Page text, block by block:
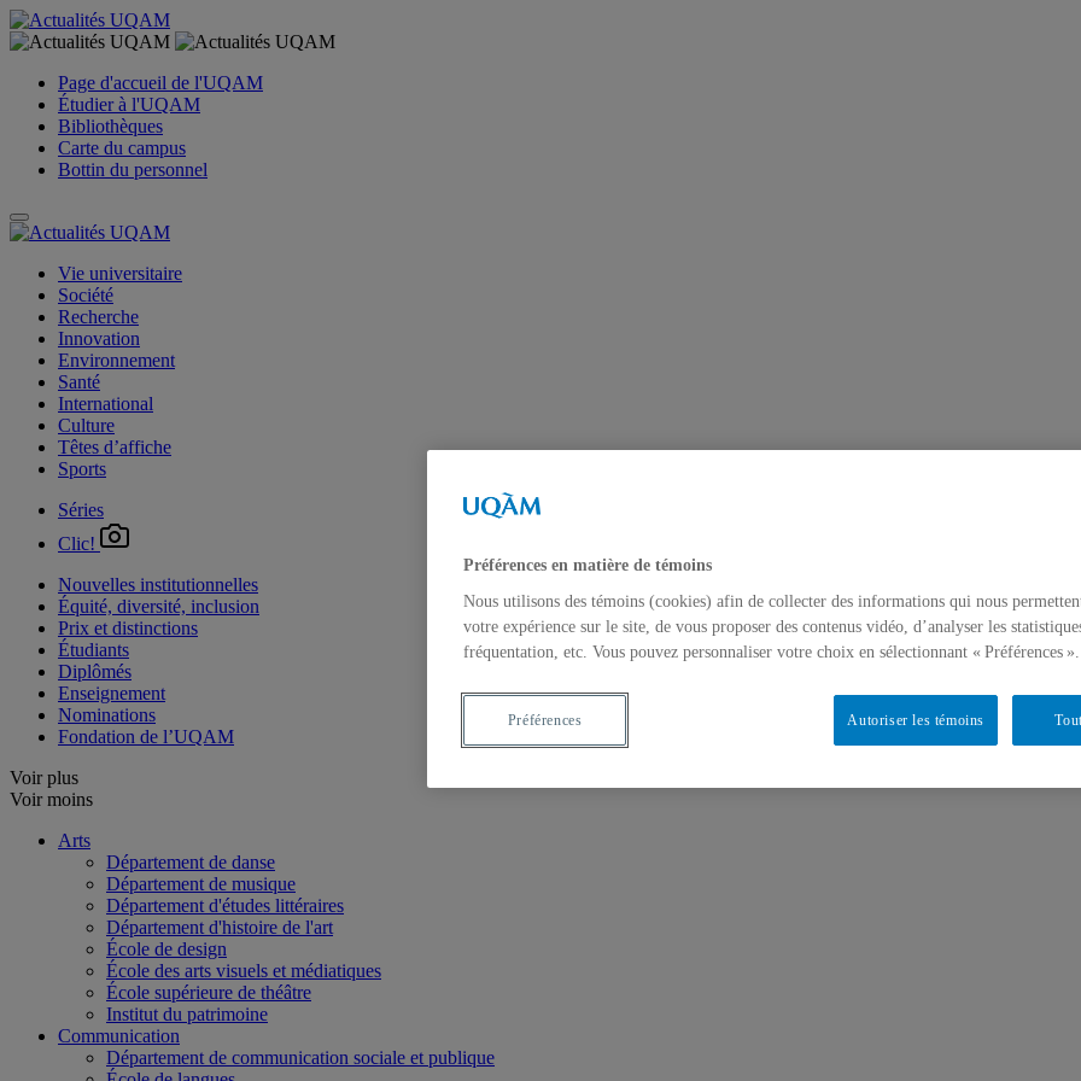
Page d'accueil de l'UQAM
Étudier à l'UQAM
Bibliothèques
Carte du campus
Bottin du personnel
Vie universitaire
Société
Recherche
Innovation
Environnement
Santé
International
Culture
Têtes d’affiche
Sports
Séries
Clic!
Nouvelles institutionnelles
Équité, diversité, inclusion
Prix et distinctions
Étudiants
Diplômés
Enseignement
Nominations
Fondation de l’UQAM
Voir plus
Voir moins
Arts
Département de danse
Département de musique
Département d'études littéraires
Département d'histoire de l'art
École de design
École des arts visuels et médiatiques
École supérieure de théâtre
Institut du patrimoine
Communication
Département de communication sociale et publique
Préférences en matière de témoins
Nous utilisons des témoins (cookies) afin de collecter des informations qui nous
votre expérience sur le site, de vous proposer des contenus vidéo, d’analyser les
fréquentation, etc. Vous pouvez personnaliser votre choix en sélectionnant « Préférences ».
Autoriser les témoins
Préférences